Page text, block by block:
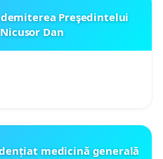
Preşedintelui
Dan
medicină generală